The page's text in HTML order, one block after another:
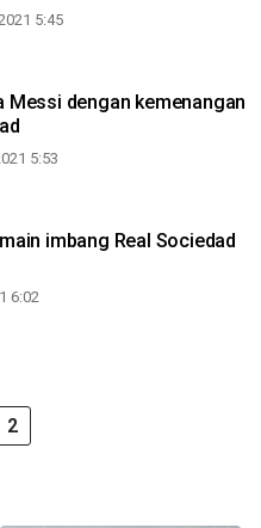
5:45
Messi dengan kemenangan
5:53
imbang Real Sociedad
6:02
2